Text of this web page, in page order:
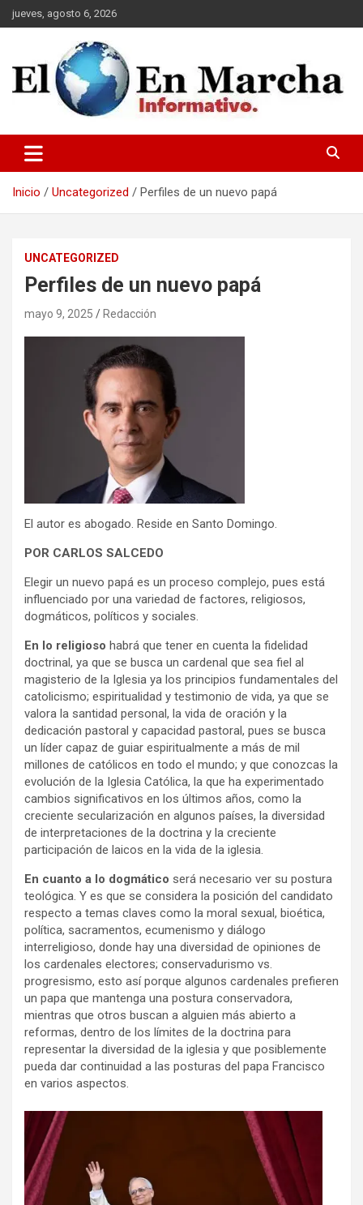
Saltar
al
jueves, agosto 6, 2026
elmundoenmarcha.net
Inicio Uncategorized Perfiles de un nuevo papá
UNCATEGORIZED
Perfiles de un nuevo papá
mayo 9, 2025 Redacción
El autor es abogado. Reside en Santo Domingo.
POR CARLOS SALCEDO
Elegir un nuevo papá es un proceso complejo, pues está
influenciado por una variedad de factores, religiosos,
dogmáticos, políticos y sociales.
En lo religioso habrá que tener en cuenta la fidelidad
doctrinal, ya que se busca un cardenal que sea fiel al
magisterio de la Iglesia ya los principios fundamentales del
catolicismo; espiritualidad y testimonio de vida, ya que se
valora la santidad personal, la vida de oración y la
dedicación pastoral y capacidad pastoral, pues se busca
un líder capaz de guiar espiritualmente a más de mil
millones de católicos en todo el mundo; y que conozcas la
evolución de la Iglesia Católica, la que ha experimentado
cambios significativos en los últimos años, como la
creciente secularización en algunos países, la diversidad
de interpretaciones de la doctrina y la creciente
participación de laicos en la vida de la iglesia.
En cuanto a lo dogmático será necesario ver su postura
teológica. Y es que se considera la posición del candidato
respecto a temas claves como la moral sexual, bioética,
política, sacramentos, ecumenismo y diálogo
interreligioso, donde hay una diversidad de opiniones de
los cardenales electores; conservadurismo vs.
progresismo, esto así porque algunos cardenales prefieren
un papa que mantenga una postura conservadora,
mientras que otros buscan a alguien más abierto a
reformas, dentro de los límites de la doctrina para
representar la diversidad de la iglesia y que posiblemente
pueda dar continuidad a las posturas del papa Francisco
en varios aspectos.